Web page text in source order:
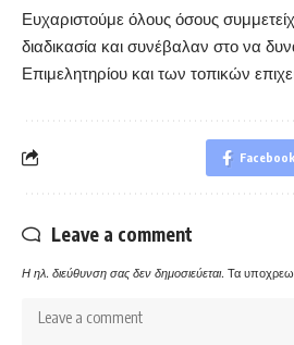
Ευχαριστούμε όλους όσους
διαδικασία και συνέβαλαν στο να
Επιμελητηρίου και των τοπικών
Facebook
Leave a comment
Η ηλ. διεύθυνση σας δεν δημοσιεύεται. Τα